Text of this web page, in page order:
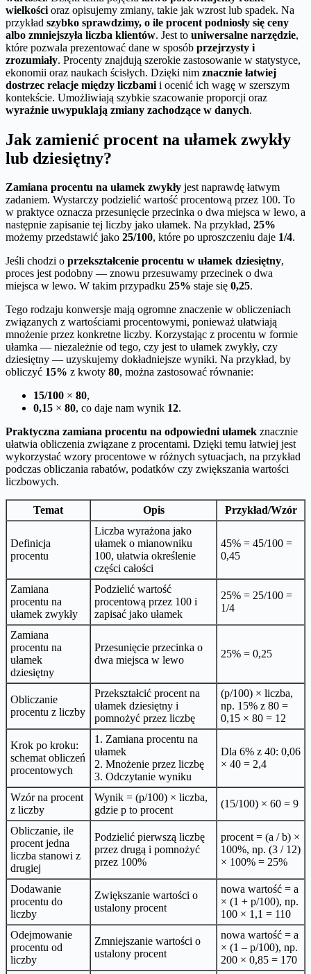
wielkości oraz opisujemy zmiany, takie jak wzrost lub spadek. Na
przykład szybko sprawdzimy, o ile procent podniosły się ceny
albo zmniejszyła liczba klientów. Jest to uniwersalne narzędzie,
które pozwala prezentować dane w sposób przejrzysty i
zrozumiały. Procenty znajdują szerokie zastosowanie w statystyce,
ekonomii oraz naukach ścisłych. Dzięki nim znacznie łatwiej
dostrzec relacje między liczbami i ocenić ich wagę w szerszym
kontekście. Umożliwiają szybkie szacowanie proporcji oraz
wyraźnie uwypuklają zmiany zachodzące w danych.
Jak zamienić procent na ułamek zwykły
lub dziesiętny?
Zamiana procentu na ułamek zwykły jest naprawdę łatwym
zadaniem. Wystarczy podzielić wartość procentową przez 100. To
w praktyce oznacza przesunięcie przecinka o dwa miejsca w lewo, a
następnie zapisanie tej liczby jako ułamek. Na przykład, 25%
możemy przedstawić jako 25/100, które po uproszczeniu daje 1/4.
Jeśli chodzi o przekształcenie procentu w ułamek dziesiętny,
proces jest podobny — znowu przesuwamy przecinek o dwa
miejsca w lewo. W takim przypadku 25% staje się 0,25.
Tego rodzaju konwersje mają ogromne znaczenie w obliczeniach
związanych z wartościami procentowymi, ponieważ ułatwiają
mnożenie przez konkretne liczby. Korzystając z procentu w formie
ułamka — niezależnie od tego, czy jest to ułamek zwykły, czy
dziesiętny — uzyskujemy dokładniejsze wyniki. Na przykład, by
obliczyć 15% z kwoty 80, można zastosować równanie:
15/100 × 80,
0,15 × 80, co daje nam wynik 12.
Praktyczna zamiana procentu na odpowiedni ułamek znacznie
ułatwia obliczenia związane z procentami. Dzięki temu łatwiej jest
wykorzystać wzory procentowe w różnych sytuacjach, na przykład
podczas obliczania rabatów, podatków czy zwiększania wartości
liczbowych.
Temat Opis Przykład/Wzór
Definicja
procentu
Liczba wyrażona jako
ułamek o mianowniku
100, ułatwia określenie
części całości
45% = 45/100 =
0,45
Zamiana
procentu na
ułamek zwykły
Podzielić wartość
procentową przez 100 i
zapisać jako ułamek
25% = 25/100 =
1/4
Zamiana
procentu na
ułamek
dziesiętny
Przesunięcie przecinka o
dwa miejsca w lewo
25% = 0,25
Obliczanie
procentu z liczby
Przekształcić procent na
ułamek dziesiętny i
pomnożyć przez liczbę
(p/100) × liczba,
np. 15% z 80 =
0,15 × 80 = 12
Krok po kroku:
schemat obliczeń
procentowych
1. Zamiana procentu na
ułamek
2. Mnożenie przez liczbę
3. Odczytanie wyniku
Dla 6% z 40: 0,06
× 40 = 2,4
Wzór na procent
z liczby
Wynik = (p/100) × liczba,
gdzie p to procent
(15/100) × 60 = 9
Obliczanie, ile
procent jedna
liczba stanowi z
drugiej
Podzielić pierwszą liczbę
przez drugą i pomnożyć
przez 100%
procent = (a / b) ×
100%, np. (3 / 12)
× 100% = 25%
Dodawanie
procentu do
liczby
Zwiększanie wartości o
ustalony procent
nowa wartość = a
× (1 + p/100), np.
100 × 1,1 = 110
Odejmowanie
procentu od
liczby
Zmniejszanie wartości o
ustalony procent
nowa wartość = a
× (1 – p/100), np.
200 × 0,85 = 170